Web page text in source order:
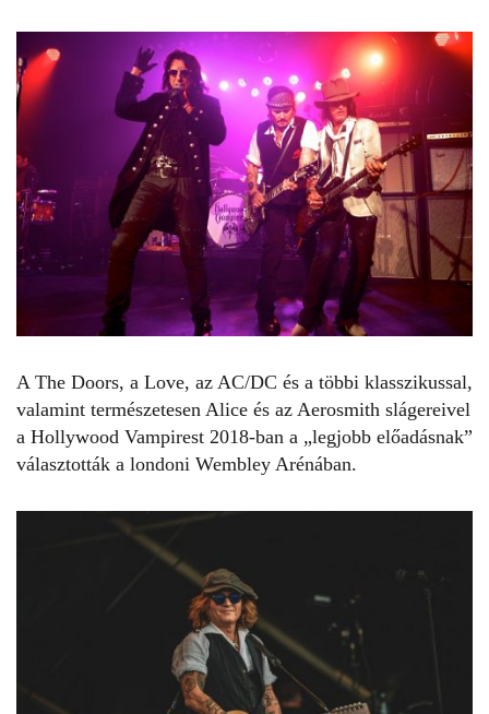
A The Doors, a Love, az AC/DC és a többi klasszikussal,
valamint természetesen Alice és az Aerosmith slágereivel
a Hollywood Vampirest 2018-ban a „legjobb előadásnak”
választották a londoni Wembley Arénában.